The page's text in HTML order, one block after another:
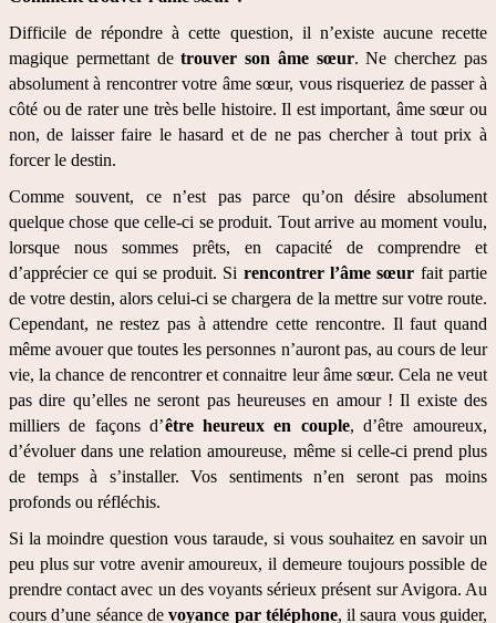
Difficile de répondre à cette question, il n’existe aucune recette
magique permettant de trouver son âme sœur. Ne cherchez pas
absolument à rencontrer votre âme sœur, vous risqueriez de passer à
côté ou de rater une très belle histoire. Il est important, âme sœur ou
non, de laisser faire le hasard et de ne pas chercher à tout prix à
forcer le destin.
Comme souvent, ce n’est pas parce qu’on désire absolument
quelque chose que celle-ci se produit. Tout arrive au moment voulu,
lorsque nous sommes prêts, en capacité de comprendre et
d’apprécier ce qui se produit. Si rencontrer l’âme sœur fait partie
de votre destin, alors celui-ci se chargera de la mettre sur votre route.
Cependant, ne restez pas à attendre cette rencontre. Il faut quand
même avouer que toutes les personnes n’auront pas, au cours de leur
vie, la chance de rencontrer et connaitre leur âme sœur. Cela ne veut
pas dire qu’elles ne seront pas heureuses en amour ! Il existe des
milliers de façons d’être heureux en couple, d’être amoureux,
d’évoluer dans une relation amoureuse, même si celle-ci prend plus
de temps à s’installer. Vos sentiments n’en seront pas moins
profonds ou réfléchis.
Si la moindre question vous taraude, si vous souhaitez en savoir un
peu plus sur votre avenir amoureux, il demeure toujours possible de
prendre contact avec un des voyants sérieux présent sur Avigora. Au
cours d’une séance de voyance par téléphone, il saura vous guider,